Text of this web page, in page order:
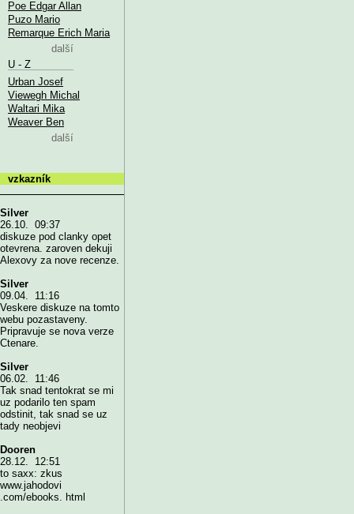
Poe Edgar Allan
Puzo Mario
Remarque Erich Maria
další
U - Z
Urban Josef
Viewegh Michal
Waltari Mika
Weaver Ben
další
vzkazník
Silver
26.10. 09:37
diskuze pod clanky opet
otevrena. zaroven dekuji
Alexovy za nove recenze.
Silver
09.04. 11:16
Veskere diskuze na tomto
webu pozastaveny.
Pripravuje se nova verze
Ctenare.
Silver
06.02. 11:46
Tak snad tentokrat se mi
uz podarilo ten spam
odstinit, tak snad se uz
tady neobjevi
Dooren
28.12. 12:51
to saxx: zkus
www.jahodovi
.com/ebooks. html